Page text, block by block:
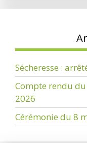
Sécheresse :
Compte rendu
2026
Cérémonie du 8